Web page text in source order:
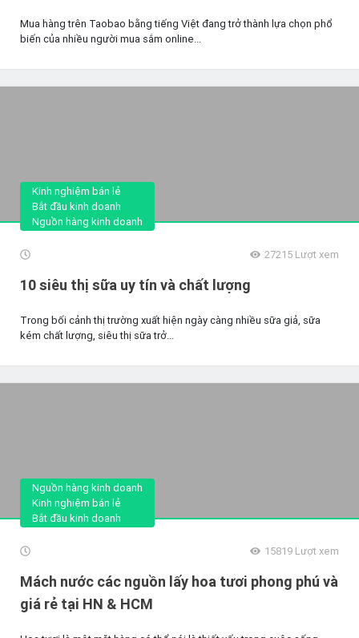
Mua hàng trên Taobao bằng tiếng Việt đang trở thành lựa chọn phổ
biến của nhiều người mua sắm online...
Kinh nghiệm bán lẻ
Bắt đầu kinh doanh
Nguồn hàng kinh doanh
27215 Lượt xem
10 siêu thị sữa uy tín và chất lượng
Trong bối cảnh thị trường xuất hiện ngày càng nhiều sữa giả, sữa
kém chất lượng, siêu thị sữa trở...
Nguồn hàng kinh doanh
Kinh nghiệm bán lẻ
Bắt đầu kinh doanh
15819 Lượt xem
Mách nước các nguồn lấy hoa tươi phong phú và
giá rẻ tại HN & HCM